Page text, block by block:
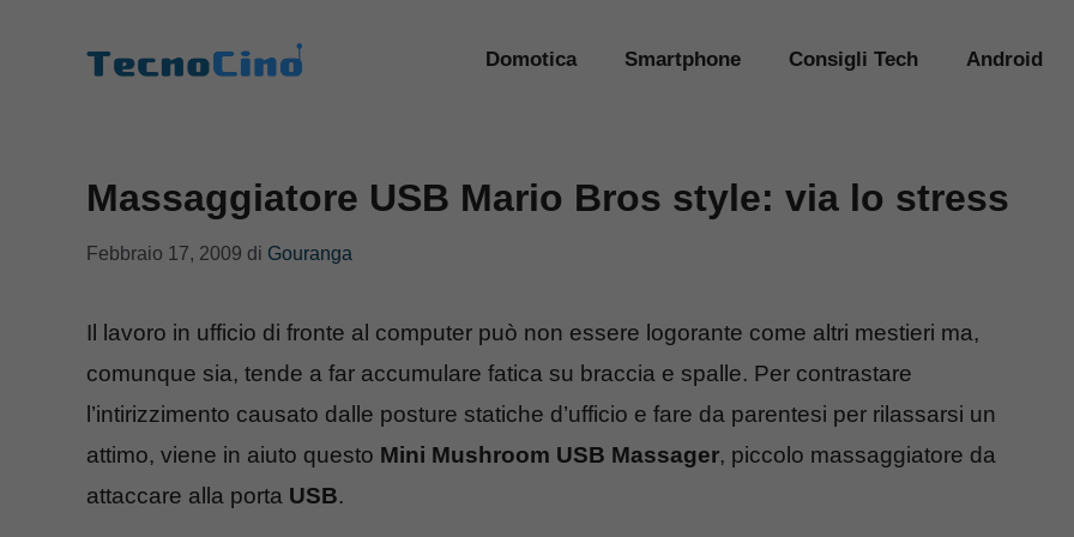
Domotica Smartphone Consigli Tech Android
Massaggiatore USB Mario Bros style: via lo stress
Febbraio 17, 2009 di Gouranga
Il lavoro in ufficio di fronte al computer può non essere logorante come altri mestieri ma,
comunque sia, tende a far accumulare fatica su braccia e spalle. Per contrastare
l’intirizzimento causato dalle posture statiche d’ufficio e fare da parentesi per rilassarsi un
attimo, viene in aiuto questo Mini Mushroom USB Massager, piccolo massaggiatore da
attaccare alla porta USB.